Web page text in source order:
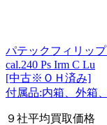
パテックフィリッ
cal.240 Ps Irm C Lu
[中古※ＯＨ済み]
付属品:内箱、外箱
９社平均買取価格